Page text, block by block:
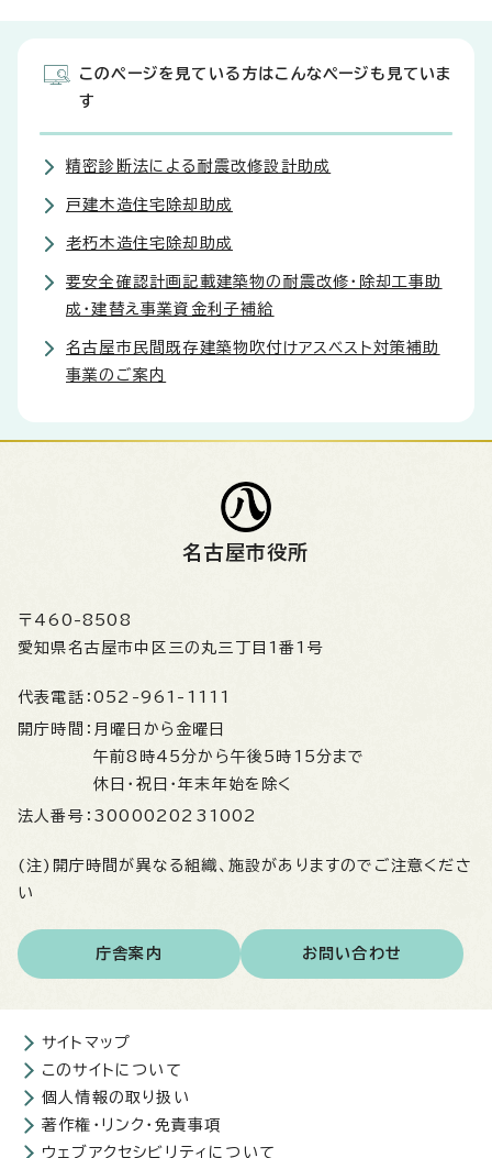
このページを見ている方はこんなページも見ていま
す
精密診断法による耐震改修設計助成
戸建木造住宅除却助成
老朽木造住宅除却助成
要安全確認計画記載建築物の耐震改修・除却工事助
成・建替え事業資金利子補給
名古屋市民間既存建築物吹付けアスベスト対策補助
事業のご案内
名古屋市役所
〒460-8508
愛知県名古屋市中区三の丸三丁目1番1号
代表電話： 052-961-1111
開庁時間： 月曜日から金曜日
午前8時45分から午後5時15分まで
休日・祝日・年末年始を除く
法人番号： 3000020231002
(注)開庁時間が異なる組織、施設がありますのでご注意くださ
い
庁舎案内 お問い合わせ
サイトマップ
このサイトについて
個人情報の取り扱い
著作権・リンク・免責事項
ウェブアクセシビリティについて